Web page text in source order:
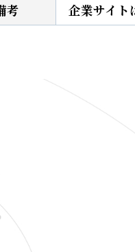
考
企業サイト